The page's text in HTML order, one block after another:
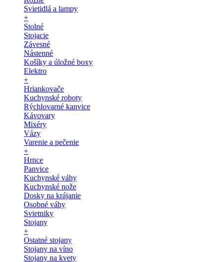
Svietidlá a lampy
+
Stolné
Stojacie
Závesné
Nástenné
Košíky a úložné boxy
Elektro
+
Hriankovače
Kuchynské roboty
Rýchlovarné kanvice
Kávovary
Mixéry
Vázy
Varenie a pečenie
+
Hrnce
Panvice
Kuchynské váhy
Kuchynské nože
Dosky na krájanie
Osobné váhy
Svietniky
Stojany
+
Ostatné stojany
Stojany na víno
Stojany na kvety